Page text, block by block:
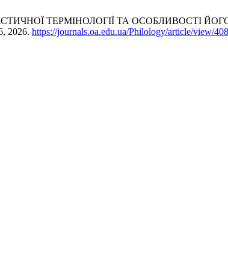
ТЕРМІНОЛОГІЇ ТА ОСОБЛИВОСТІ
2026. https://journals.oa.edu.ua/Philology/article/view/